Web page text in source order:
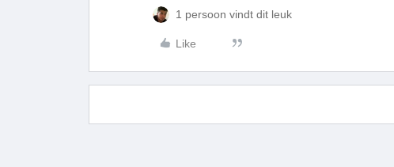
1 persoon vindt dit leuk
Like